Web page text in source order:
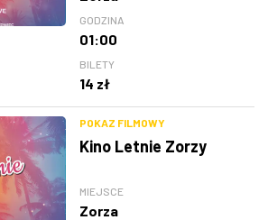
GODZINA
01:00
BILETY
14 zł
POKAZ FILMOWY
Kino Letnie Zorzy
MIEJSCE
Zorza